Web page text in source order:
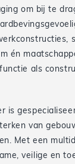
om bij te
én
als
is
van
Met een
veilige en